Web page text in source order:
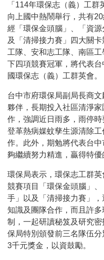
東勢區清潔隊於115
全民監督公共工程施
防堵非洲豬瘟總動員
因應非洲豬瘟疫情，
8月10日南屯區清潔
「114年環保志（義）工
向上國中熱鬧舉行，共有
經「環保金頭腦」、「資
及「清掃接力賽」四大關
工隊、安和志工隊、南區
下四項競賽冠軍，將代表
國環保志（義）工群英會。
台中市府環保局副局長商
夥伴，長期投入社區清淨
作，強調近日雨多，雨停
登革熱病媒蚊孳生源清除
作。此外，期勉將代表台
夠繼續努力精進，贏得特優
環保局表示，環保志工群
競賽項目「環保金頭腦」
手」以及「清掃接力賽」
知識及團隊合作，而且許
制，一起研讀秘笈及研究
保局特別頒發前三名隊伍
3千元獎金，以資鼓勵。